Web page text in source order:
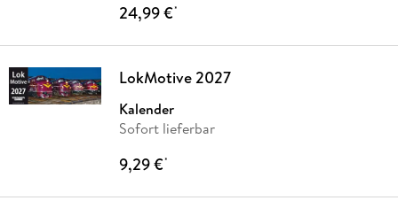
24,99 €*
LokMotive 2027
Kalender
Sofort lieferbar
9,29 €*